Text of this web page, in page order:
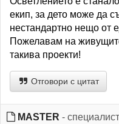
екип, за дето може да
нестандартно нещо от
Пожелавам на
такива проекти!
Отговори с цитат
MASTER - специалист